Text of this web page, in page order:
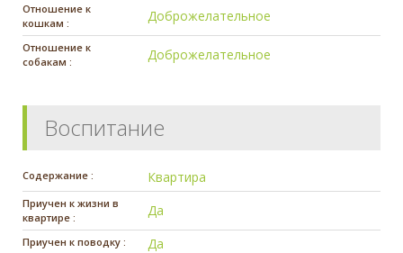
Отношение к
кошкам :
Доброжелательное
Отношение к
собакам :
Доброжелательное
Воспитание
Содержание : Квартира
Приучен к жизни в
квартире :
Да
Приучен к поводку : Да